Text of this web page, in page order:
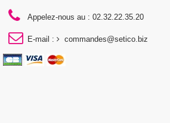
Appelez-nous au : 02.32.22.35.20
E-mail : commandes@setico.biz